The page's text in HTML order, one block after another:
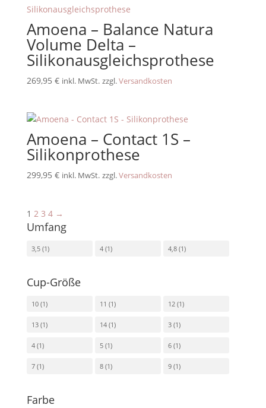
Amoena – Balance Natura
Volume Delta –
Silikonausgleichsprothese
269,95 € inkl. MwSt. zzgl.Versandkosten
Amoena – Contact 1S –
Silikonprothese
299,95 € inkl. MwSt. zzgl.Versandkosten
1 2 3 4 →
Umfang
3,5 (1) 4 (1) 4,8 (1)
Cup-Größe
10 (1) 11 (1) 12 (1)
13 (1) 14 (1) 3 (1)
4 (1) 5 (1) 6 (1)
7 (1) 8 (1) 9 (1)
Farbe